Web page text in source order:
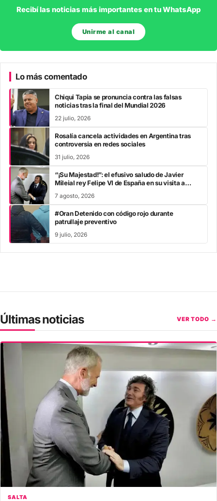
Recibí las noticias más importantes en tu WhatsApp
Unirme al canal
Lo más comentado
Chiqui Tapia se pronuncia contra las falsas
noticias tras la final del Mundial 2026
22 julio, 2026
Rosalía cancela actividades en Argentina tras
controversia en redes sociales
31 julio, 2026
“¡Su Majestad!”: el efusivo saludo de Javier
Mileial rey Felipe VI de España en su visita a
7 agosto, 2026
#Oran Detenido con código rojo durante
patrullaje preventivo
9 julio, 2026
Últimas noticias VER TODO →
SALTA